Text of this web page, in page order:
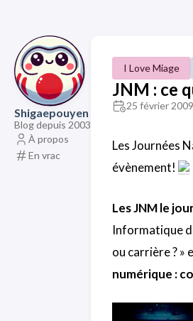
Shigaepouyen
Blog depuis 2003
À propos
En vrac
I Love Miage
JNM : ce
25 février 2009
Les Journées
évènement!
Les JNM le
Informatique
ou carrière ? »
numérique :